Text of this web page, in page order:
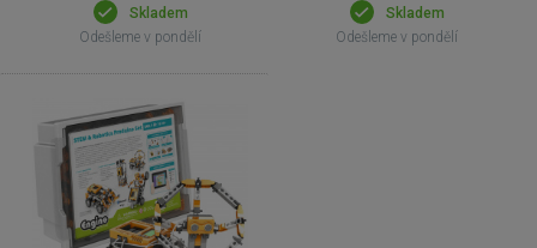
Skladem
Odešleme v pondělí
Skladem
Odešleme v pondělí